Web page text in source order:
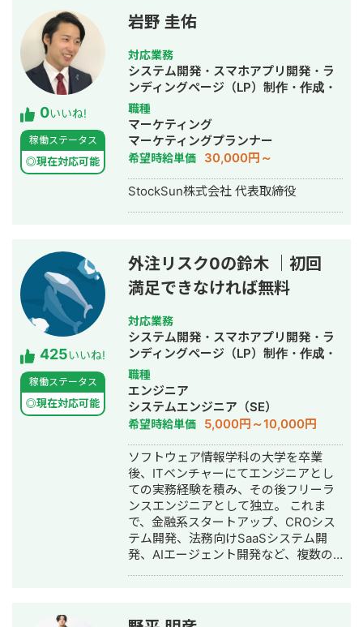
独立。 独立後はフリーランスとなり、
フロントエンドエンジニア兼総合Web
マーケターとして活動。現在はWebコ
ンサルティング会社を創設し、法人と
してStockSunに参画。
0いいね!
稼働ステータス
◎現在対応可能
岩野 圭佑
対応業務
システム開発・スマホアプリ開発・ラ
ンディングページ（LP）制作・作成・
Youtubeチャンネル運営代行・立ち上
げ・ECサイト構築・ネットショップ作
成代行・SEO対策・新規事業立上・
SNS運用代行・ホームページ制作・作
成・リスティング広告運用代行・動画
制作・動画編集
職種
マーケティング
マーケティングプランナー
希望時給単価 30,000円～
StockSun株式会社 代表取締役
425いいね!
稼働ステータス
◎現在対応可能
外注リスク0の鈴木 ｜初回
満足できなければ無料
対応業務
システム開発・スマホアプリ開発・ラ
ンディングページ（LP）制作・作成・
ECサイト構築・ネットショップ作成代
行・SEO対策・新規事業立上・SNS運
用代行・記事作成代行・ライティン
グ・翻訳・ホームページ制作・作成・
バナー制作・デザイン・ロゴデザイ
ン・作成・イラスト制作・動画制作・
動画編集・AI活用
職種
エンジニア
システムエンジニア（SE）
希望時給単価 5,000円～10,000円
ソフトウェア情報学科の大学を卒業
後、ITベンチャーにてエンジニアとし
ての実務経験を積み、その後フリーラ
ンスエンジニアとして独立。 これま
で、金融系スタートアップ、CROシス
テム開発、法務向けSaaSシステム開
発、AIエージェント開発など、複数の
得意としており、要件定義、設計、実